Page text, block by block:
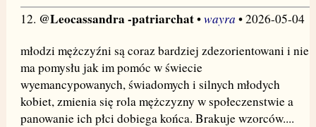
12. @Leocassandra -patriarchat•wayra • 2026-05-04
młodzi mężczyźni są coraz bardziej zdezorientowani i nie
ma pomysłu jak im pomóc w świecie
wyemancypowanych, świadomych i silnych młodych
kobiet, zmienia się rola mężczyzny w społeczenstwie a
panowanie ich płci dobiega końca. Brakuje wzorców....